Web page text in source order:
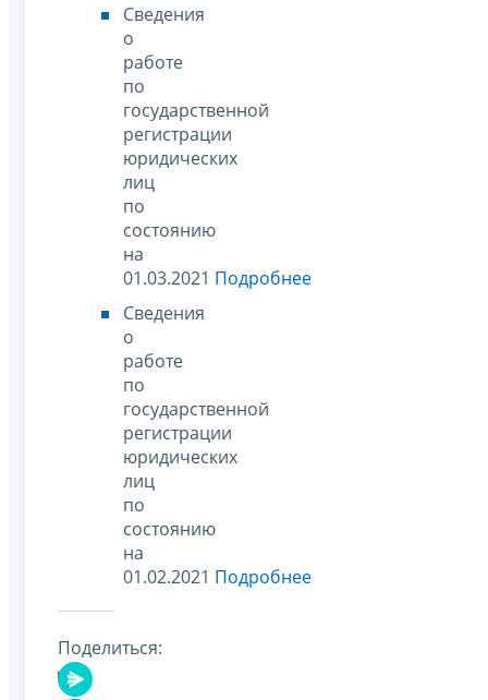
Сведения
о
работе
по
государственной
регистрации
юридических
лиц
по
состоянию
на
01.03.2021 Подробнее
Сведения
о
работе
по
государственной
регистрации
юридических
лиц
по
состоянию
на
01.02.2021 Подробнее
Поделиться: